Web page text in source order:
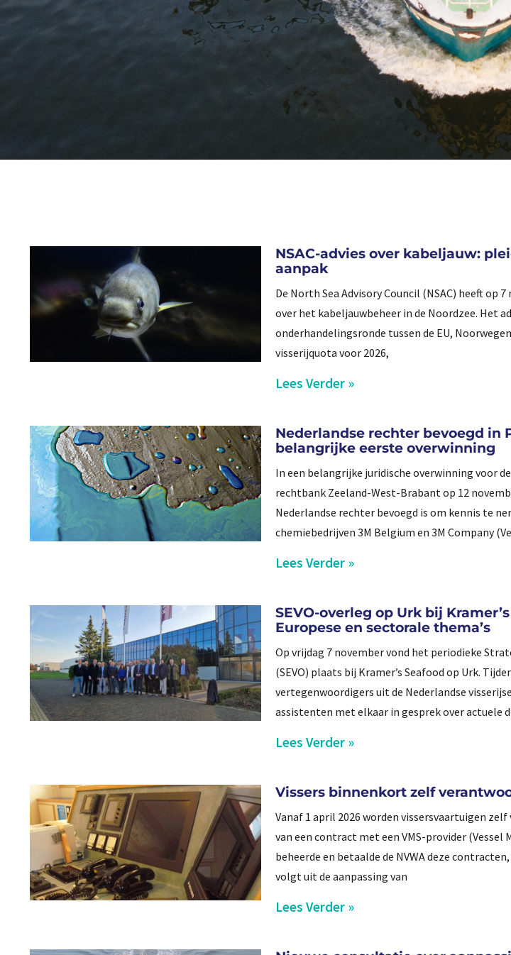
NSAC-advies over kabeljauw:
aanpak
De North Sea Advisory Council (NSAC) heeft op
over het kabeljauwbeheer in de Noordzee. Het
onderhandelingsronde tussen de EU,
visserijquota voor 2026,
Lees Verder »
Nederlandse rechter bevoegd in
belangrijke eerste overwinning
In een belangrijke juridische overwinning voor
rechtbank Zeeland-West-Brabant op 12
Nederlandse rechter bevoegd is om kennis te
chemiebedrijven 3M Belgium en 3M Company
Lees Verder »
SEVO-overleg op Urk bij
Europese en sectorale thema’s
Op vrijdag 7 november vond het periodieke
(SEVO) plaats bij Kramer’s Seafood op Urk.
vertegenwoordigers uit de Nederlandse
assistenten met elkaar in gesprek over actuele
Lees Verder »
Vissers binnenkort zelf
Vanaf 1 april 2026 worden vissersvaartuigen
van een contract met een VMS-provider
beheerde en betaalde de NVWA deze
volgt uit de aanpassing van
Lees Verder »